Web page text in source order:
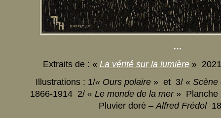
…
Extraits de : « La vérité sur la lumière»
Illustrations : 1/« Ours polaire» et 3/ « Scène
1866-1914 2/ « Le monde de la mer» Planche
Pluvier doré –Alfred Frédol